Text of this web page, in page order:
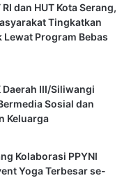
dan HUT Kota Serang,
Tingkatkan
Lewat Program Bebas
Daerah III/Siliwangi
Sosial dan
Keluarga
Kolaborasi PPYNI
Yoga Terbesar se-